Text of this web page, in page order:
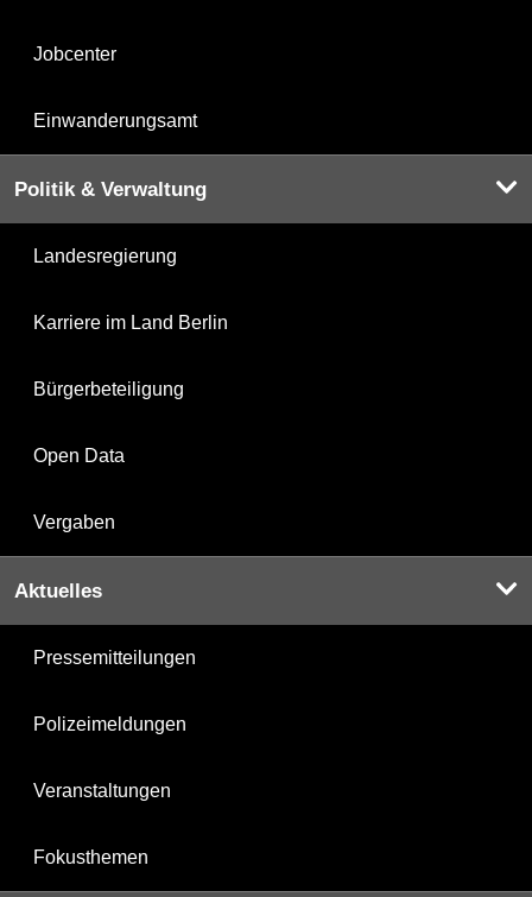
Jobcenter
Einwanderungsamt
Politik & Verwaltung
Landesregierung
Karriere im Land Berlin
Bürgerbeteiligung
Open Data
Vergaben
Aktuelles
Pressemitteilungen
Polizeimeldungen
Veranstaltungen
Fokusthemen